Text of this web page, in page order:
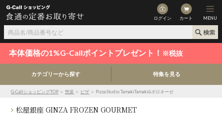
ログイン カート MENU
本体価格の1%G-Callポイントプレゼント！ ※税抜
カテゴリーから探す 特集を見る
G-CallショッピングTOP ＞惣菜 ＞ ピザ ＞ Pizza Studio TamakiTamaki&ボロネーゼ
松屋銀座 GINZA FROZEN GOURMET